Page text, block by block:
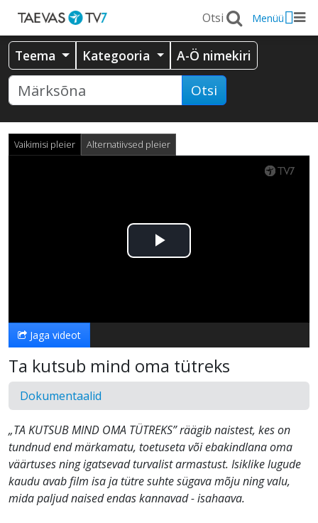
Menüü
Teema Kategooria A-Ö nimekiri
Otsi
Vaikimisi pleier Alternatiivsed pleier
Esita
Jaga videot
Ta kutsub mind oma tütreks
Dokumentaalid
„TA KUTSUB MIND OMA TÜTREKS” räägib naistest, kes on
tundnud end märkamatu, toetuseta või ebakindlana oma
väärtuses ning igatsevad turvalist armastust. Isiklike lugude
kaudu avab film isa ja tütre suhte sügava mõju ning valu,
mida paljud naised endas kannavad - isahaava.